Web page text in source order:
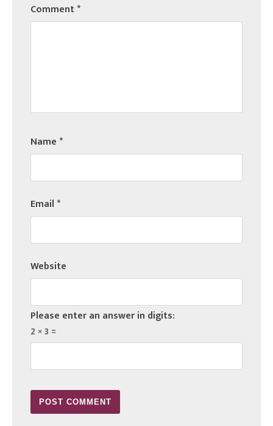
Comment*
Name*
Email*
Website
Please enter an answer in digits:
2 × 3 =